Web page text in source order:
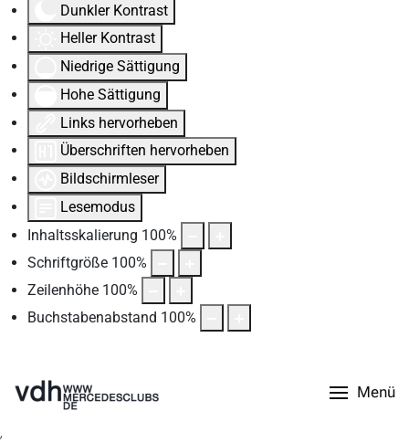
Dunkler Kontrast
Heller Kontrast
Niedrige Sättigung
Hohe Sättigung
Links hervorheben
Überschriften hervorheben
Bildschirmleser
Lesemodus
Inhaltsskalierung 100%
Schriftgröße 100%
Zeilenhöhe 100%
Buchstabenabstand 100%
Menü